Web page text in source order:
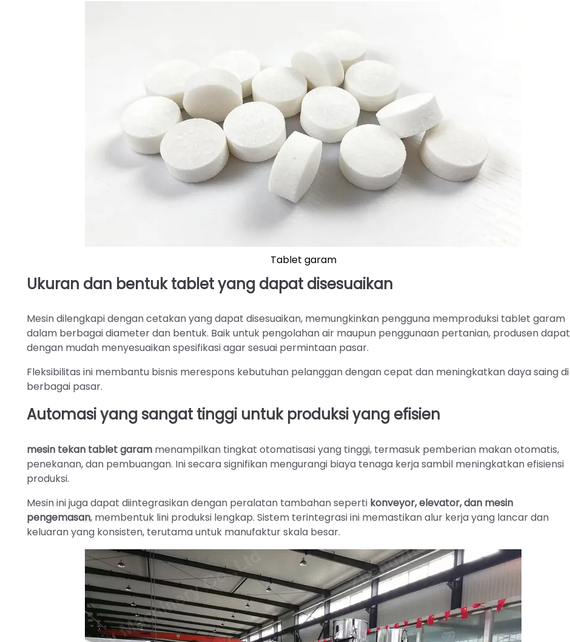
Tablet garam
Ukuran dan bentuk tablet yang dapat disesuaikan
Mesin dilengkapi dengan cetakan yang dapat disesuaikan, memungkinkan pengguna memproduksi tablet garam
dalam berbagai diameter dan bentuk. Baik untuk pengolahan air maupun penggunaan pertanian, produsen dapat
dengan mudah menyesuaikan spesifikasi agar sesuai permintaan pasar.
Fleksibilitas ini membantu bisnis merespons kebutuhan pelanggan dengan cepat dan meningkatkan daya saing di
berbagai pasar.
Automasi yang sangat tinggi untuk produksi yang efisien
mesin tekan tablet garam menampilkan tingkat otomatisasi yang tinggi, termasuk pemberian makan otomatis,
penekanan, dan pembuangan. Ini secara signifikan mengurangi biaya tenaga kerja sambil meningkatkan efisiensi
produksi.
Mesin ini juga dapat diintegrasikan dengan peralatan tambahan seperti konveyor, elevator, dan mesin
pengemasan, membentuk lini produksi lengkap. Sistem terintegrasi ini memastikan alur kerja yang lancar dan
keluaran yang konsisten, terutama untuk manufaktur skala besar.